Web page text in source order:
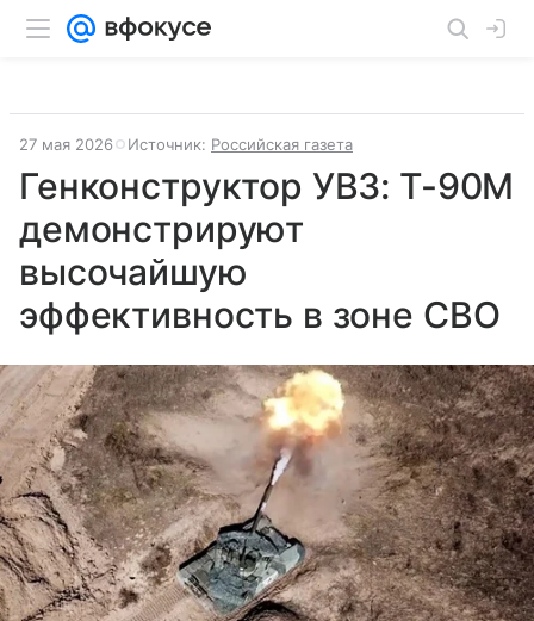
27 мая 2026 Источник: Российская газета
Генконструктор УВЗ: Т-90М
демонстрируют
высочайшую
эффективность в зоне СВО